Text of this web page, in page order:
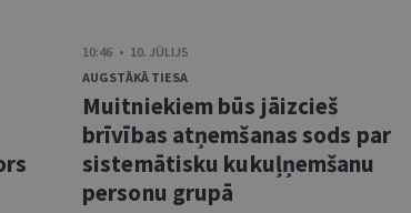
10:46 • 10. JŪLIJS
AUGSTĀKĀ TIESA
Muitniekiem būs jāizcieš
brīvības atņemšanas sods par
sistemātisku kukuļņemšanu
personu grupā